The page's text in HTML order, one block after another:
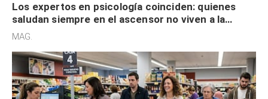
Los expertos en psicología coinciden: quienes
saludan siempre en el ascensor no viven a la
defensiva y tienen apertura social
MAG.